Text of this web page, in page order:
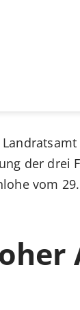
Landratsamt
der drei
vom